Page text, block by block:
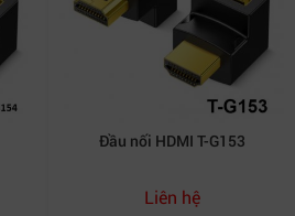
Đầu nối HDMI T-G153
Liên hệ